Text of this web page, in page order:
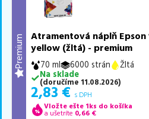
Premium
Atramentová náplň Epson
yellow (žltá) - premium
70 ml 6000 strán
Žltá
Na sklade
(doručíme 11.08.2026)
2,83 € s DPH
Vložte ešte 1ks do košíka
a ušetríte 0,66 €